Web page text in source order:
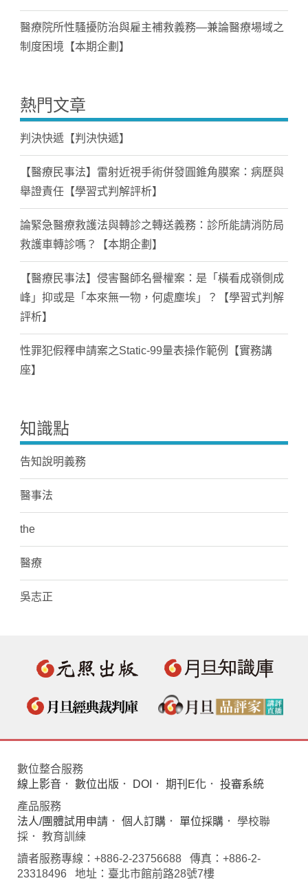
醫療院所性騷擾防治與雇主補救義務—兼論醫療場域之
制度困境【本期企劃】
熱門文章
判決快遞【判決快遞】
【醫療民事法】雷射近視手術併發圓錐角膜案：病歷與
舉證責任【學習式判解評析】
論緊急醫療救護法與轉診之轉送義務：診所能請消防局
救護車轉診嗎？【本期企劃】
【醫療民事法】侵害醫師名譽權案：是「橫看成嶺側成
峰」抑或是「本來無一物，何處塵埃」？【學習式判解
評析】
性罪犯假釋申請案之Static-99量表操作範例【實務講
座】
知識點
告知說明義務
醫事法
the
醫療
吳志正
數位整合服務
線上影音 ． 數位出版 ． DOI ． 期刊E化 ． 投審系統
產品服務
法人/團體試用申請 ． 個人訂購 ． 單位採購 ． 學校聯
採． 教育訓練
讀者服務專線：+886-2-23756688 傳真：+886-2-
23318496 地址：臺北市館前路28號7樓